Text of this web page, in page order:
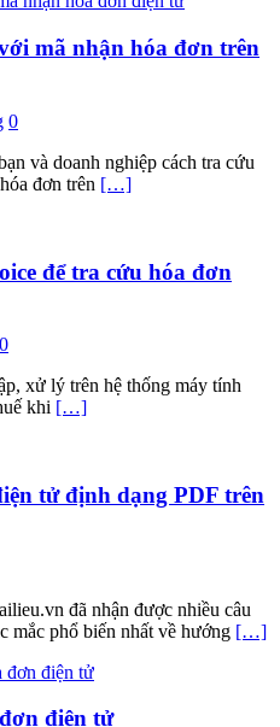
mã nhận hóa đơn trên
0
và doanh nghiệp cách tra cứu
đơn trên […]
để tra cứu hóa đơn
0
xử lý trên hệ thống máy tính
khi […]
tử định dạng PDF trên
đã nhận được nhiều câu
mắc phổ biến nhất về hướng […]
điện tử